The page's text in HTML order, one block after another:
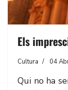
Els
Cultura 04
Qui no ha